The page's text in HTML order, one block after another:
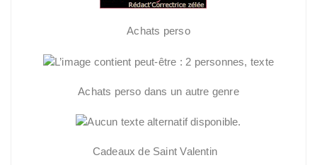
Achats perso
Achats perso dans un autre genre
Cadeaux de Saint Valentin